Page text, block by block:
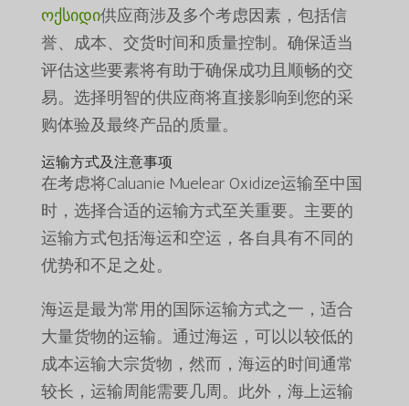
ოქსიდი供应商涉及多个考虑因素，包括信
誉、成本、交货时间和质量控制。确保适当
评估这些要素将有助于确保成功且顺畅的交
易。选择明智的供应商将直接影响到您的采
购体验及最终产品的质量。
运输方式及注意事项
在考虑将Caluanie Muelear Oxidize运输至中国
时，选择合适的运输方式至关重要。主要的
运输方式包括海运和空运，各自具有不同的
优势和不足之处。
海运是最为常用的国际运输方式之一，适合
大量货物的运输。通过海运，可以以较低的
成本运输大宗货物，然而，海运的时间通常
较长，运输周能需要几周。此外，海上运输